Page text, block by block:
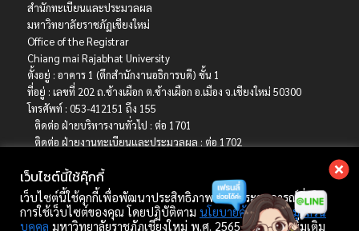
สำนักทะเบียนและประมวลผล
มหาวิทยาลัยราชภัฏเชียงใหม่
Office of the Registrar
Chiang mai Rajabhat University
ตั้งอยู่ : อาคาร 1 (ตึกสำนักงานอธิการบดี) ชั้น 1
ที่อยู่ : เลขที่ 202 ถ.ช้างเผือก ต.ช้างเผือก อ.เมือง จ.เชียงใหม่ 50300
โทรศัพท์ : 053-412151 ถึง 155
ติดต่อ ฝ่ายบริหารงานทั่วไป : ต่อ 1701
ติดต่อ ฝ่ายงานทะเบียนและประมวลผล : ต่อ 1702
ติดต่อ ฝ่ายรับเข้าศึกษา : ต่อ 1704
เบอร์มือถือ : 06-4786-8392
E-mail : registrar@cmru.ac.th
เว็บไซต์นี้ใช้คุ๊กกี้
เว็บไซต์นี้ใช้คุกกี้เพื่อพัฒนาประสิทธิภาพ และประสบการณ์ที่ดีใน
การใช้เว็บไซต์ของคุณ โดยปฏิบัติตาม นโยบายคุ้มครองข้อมูลส่วน
บุคคล มหาวิทยาลัยราชภัฏเชียงใหม่ พ.ศ. 2565 ศึกษาเพิ่มเติม